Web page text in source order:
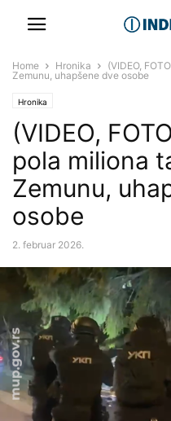
Home Hronika
(VIDEO,
Zemunu, uhapšene dve osobe
Hronika
(VIDEO,
pola miliona
Zemunu,
osobe
2. februar 2026.